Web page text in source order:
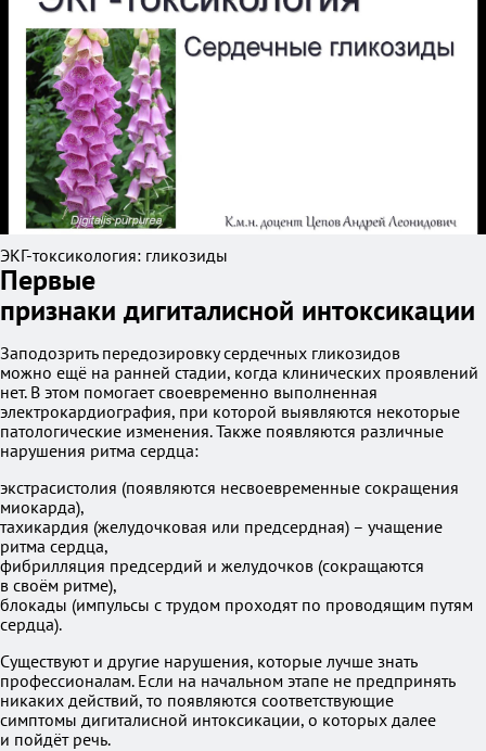
ЭКГ-токсикология: гликозиды
Первые
признаки дигиталисной интоксикации
Заподозрить передозировку сердечных гликозидов
можно ещё на ранней стадии, когда клинических проявлений
нет. В этом помогает своевременно выполненная
электрокардиография, при которой выявляются некоторые
патологические изменения. Также появляются различные
нарушения ритма сердца:
экстрасистолия (появляются несвоевременные сокращения
миокарда),
тахикардия (желудочковая или предсердная) – учащение
ритма сердца,
фибрилляция предсердий и желудочков (сокращаются
в своём ритме),
блокады (импульсы с трудом проходят по проводящим путям
сердца).
Существуют и другие нарушения, которые лучше знать
профессионалам. Если на начальном этапе не предпринять
никаких действий, то появляются соответствующие
симптомы дигиталисной интоксикации, о которых далее
и пойдёт речь.